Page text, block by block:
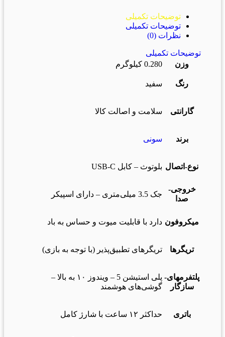
توضیحات تکمیلی
توضیحات تکمیلی
نظرات (0)
توضیحات تکمیلی
وزن
0.280 کیلوگرم
رنگ سفید
گارانتی سلامت و اصالت کالا
برند سونی
نوع-اتصال بلوتوث – کابل USB-C
خروجی-
صدا
جک 3.5 میلی‌متری – دارای اسپیکر
میکروفون دارد با قابلیت میوت و حساس به باد
تریگرها تریگرهای تطبیق‌پذیر (با توجه به بازی)
پلتفرمهای-
سازگار
پلی استیشن 5 – ویندوز ۱۰ به بالا –
گوشی‌های هوشمند
باتری حداکثر ۱۲ ساعت با شارژ کامل